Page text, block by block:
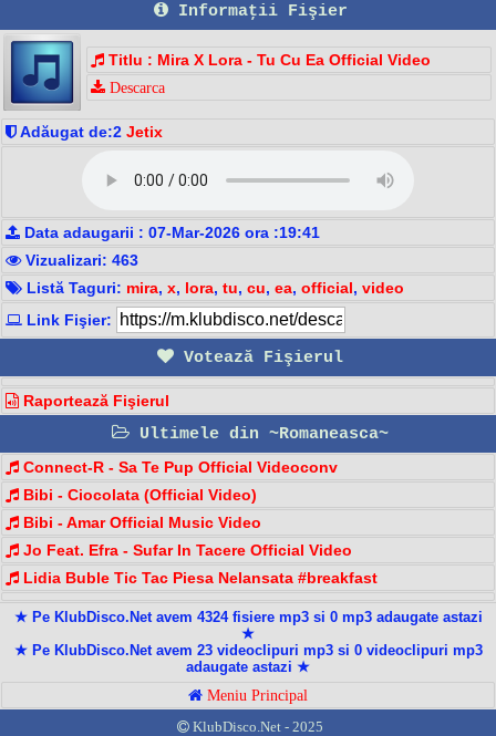
Informaţii Fişier
Titlu : Mira X Lora - Tu Cu Ea Official Video
Descarca
Adăugat de:2 Jetix
Data adaugarii : 07-Mar-2026 ora :19:41
Vizualizari: 463
Listă Taguri: mira, x, lora, tu, cu, ea, official, video
Link Fişier:
Votează Fişierul
Raportează Fişierul
Ultimele din ~Romaneasca~
Connect-R - Sa Te Pup Official Videoconv
Bibi - Ciocolata (Official Video)
Bibi - Amar Official Music Video
Jo Feat. Efra - Sufar In Tacere Official Video
Lidia Buble Tic Tac Piesa Nelansata #breakfast
★ Pe KlubDisco.Net avem 4324 fisiere mp3 si 0 mp3 adaugate astazi
★
★ Pe KlubDisco.Net avem 23 videoclipuri mp3 si 0 videoclipuri mp3
adaugate astazi ★
Meniu Principal
KlubDisco.Net - 2025